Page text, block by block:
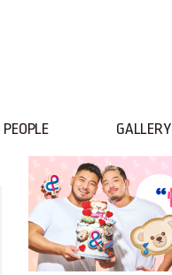
PEOPLE GALLERY